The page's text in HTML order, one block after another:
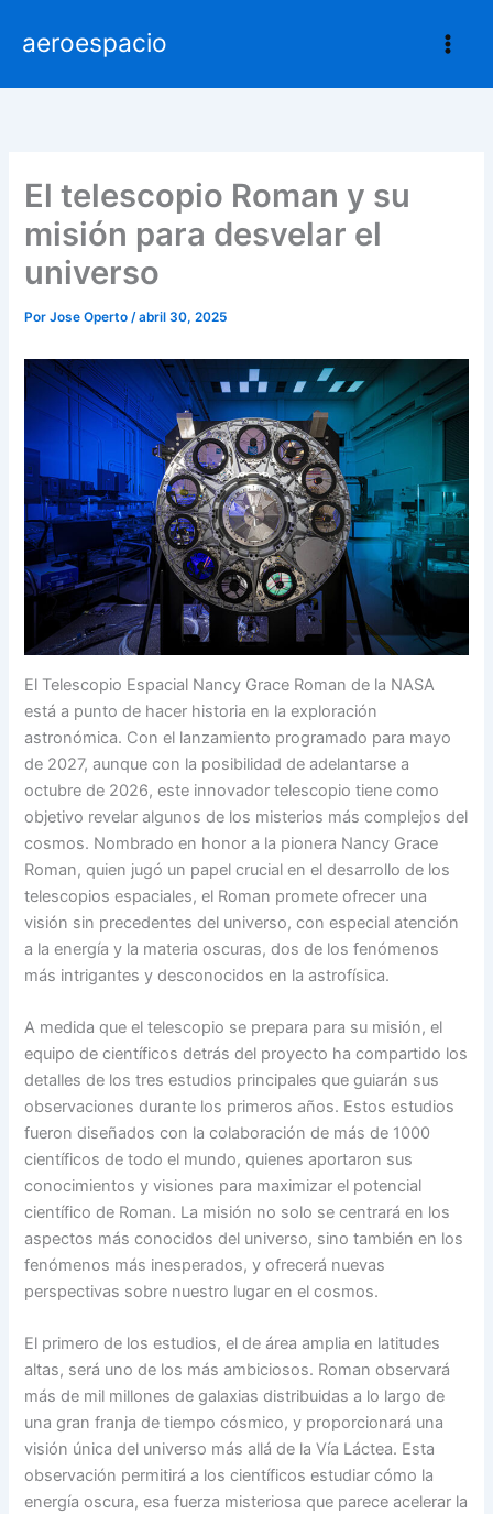
aeroespacio
El telescopio Roman y su
misión para desvelar el
universo
PorJose Operto/abril 30, 2025
El Telescopio Espacial Nancy Grace Roman de la NASA
está a punto de hacer historia en la exploración
astronómica. Con el lanzamiento programado para mayo
de 2027, aunque con la posibilidad de adelantarse a
octubre de 2026, este innovador telescopio tiene como
objetivo revelar algunos de los misterios más complejos del
cosmos. Nombrado en honor a la pionera Nancy Grace
Roman, quien jugó un papel crucial en el desarrollo de los
telescopios espaciales, el Roman promete ofrecer una
visión sin precedentes del universo, con especial atención
a la energía y la materia oscuras, dos de los fenómenos
más intrigantes y desconocidos en la astrofísica.
A medida que el telescopio se prepara para su misión, el
equipo de científicos detrás del proyecto ha compartido los
detalles de los tres estudios principales que guiarán sus
observaciones durante los primeros años. Estos estudios
fueron diseñados con la colaboración de más de 1000
científicos de todo el mundo, quienes aportaron sus
conocimientos y visiones para maximizar el potencial
científico de Roman. La misión no solo se centrará en los
aspectos más conocidos del universo, sino también en los
fenómenos más inesperados, y ofrecerá nuevas
perspectivas sobre nuestro lugar en el cosmos.
El primero de los estudios, el de área amplia en latitudes
altas, será uno de los más ambiciosos. Roman observará
más de mil millones de galaxias distribuidas a lo largo de
una gran franja de tiempo cósmico, y proporcionará una
visión única del universo más allá de la Vía Láctea. Esta
observación permitirá a los científicos estudiar cómo la
energía oscura, esa fuerza misteriosa que parece acelerar la